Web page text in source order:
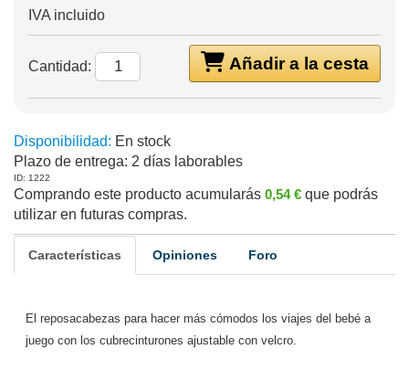
IVA incluido
Añadir a la cesta
Cantidad:
Disponibilidad: En stock
Plazo de entrega: 2 días laborables
ID: 1222
Comprando este producto acumularás 0,54 € que podrás
utilizar en futuras compras.
Características Opiniones Foro
El reposacabezas para hacer más cómodos los viajes del bebé a
juego con los cubrecinturones ajustable con velcro.